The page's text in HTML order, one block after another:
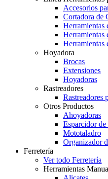
Accesorios
Cortadora de
Herramientas
Herramientas
Hoyadora
Brocas
Extensiones
Hoyadoras
Rastreadores
Rastreadores
Otros Productos
Ahoyadoras
Esparcidor
Mototaladro
Organizador
Ferretería
Ver todo Ferretería
Herramientas